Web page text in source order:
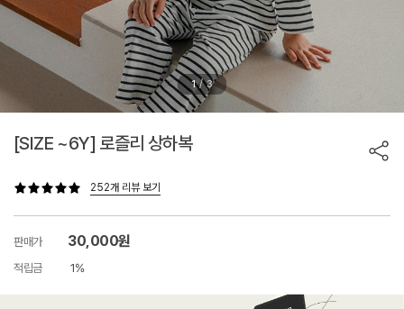
1 / 3
[SIZE ~6Y] 로즐리 상하복
252개 리뷰 보기
판매가 30,000원
적립금 1%